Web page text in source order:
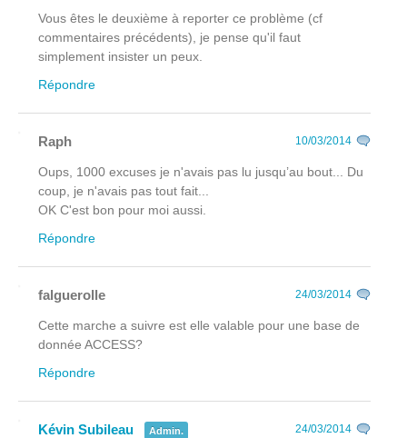
Vous êtes le deuxième à reporter ce problème (cf
commentaires précédents), je pense qu'il faut
simplement insister un peux.
Répondre
Raph 10/03/2014
Oups, 1000 excuses je n'avais pas lu jusqu’au bout... Du
coup, je n'avais pas tout fait...
OK C'est bon pour moi aussi.
Répondre
falguerolle 24/03/2014
Cette marche a suivre est elle valable pour une base de
donnée ACCESS?
Répondre
Kévin Subileau Admin. 24/03/2014